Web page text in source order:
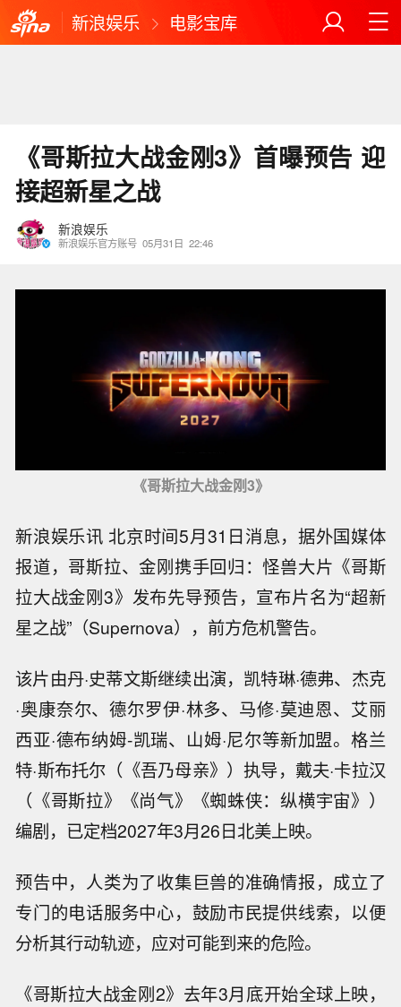
新浪娱乐 电影宝库
《哥斯拉大战金刚3》首曝预告 迎
接超新星之战
新浪娱乐
新浪娱乐官方账号 05月31日 22:46
《哥斯拉大战金刚3》
新浪娱乐讯 北京时间5月31日消息，据外国媒体
报道，哥斯拉、金刚携手回归：怪兽大片《哥斯
拉大战金刚3》发布先导预告，宣布片名为“超新
星之战”（Supernova），前方危机警告。
该片由丹·史蒂文斯继续出演，凯特琳·德弗、杰克
·奥康奈尔、德尔罗伊·林多、马修·莫迪恩、艾丽
西亚·德布纳姆-凯瑞、山姆·尼尔等新加盟。格兰
特·斯布托尔（《吾乃母亲》）执导，戴夫·卡拉汉
（《哥斯拉》《尚气》《蜘蛛侠：纵横宇宙》）
编剧，已定档2027年3月26日北美上映。
预告中，人类为了收集巨兽的准确情报，成立了
专门的电话服务中心，鼓励市民提供线索，以便
分析其行动轨迹，应对可能到来的危险。
《哥斯拉大战金刚2》去年3月底开始全球上映，